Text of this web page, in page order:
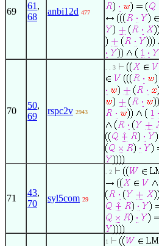
69
61 ,
68
anbi12d 477
70
50,
69
rspc2v 2943
. . 3
71
43,
70
syl5com 29
. 2
1